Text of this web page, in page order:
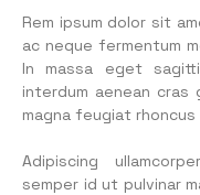
Rem ipsum dolor sit
ac neque fermentum
In massa eget
interdum aenean cras
magna feugiat
Adipiscing
semper id ut pulvinar